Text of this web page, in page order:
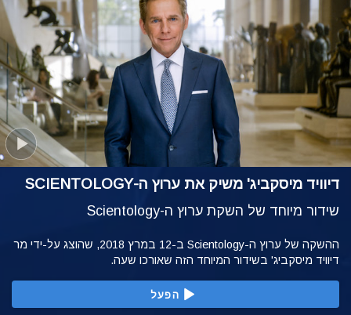
דיוויד מיסקביג' משיק את ערוץ ה-SCIENTOLOGY
שידור מיוחד של השקת ערוץ ה-Scientology
ההשקה של ערוץ ה-Scientology ב-12 במרץ 2018, שהוצג על-ידי מר
דיוויד מיסקביג' בשידור המיוחד הזה שאורכו שעה.
הפעל